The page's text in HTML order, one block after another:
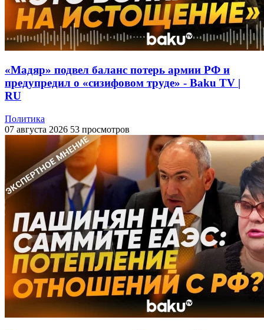
«Мадяр» подвел баланс потерь армии РФ и
предупредил о «сизифовом труде» - Baku TV |
RU
Политика
07 августа 2026 53 просмотров